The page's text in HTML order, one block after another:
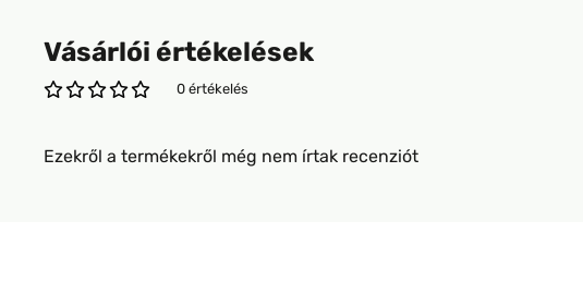
Vásárlói értékelések
0 értékelés
Ezekről a termékekről még nem írtak recenziót